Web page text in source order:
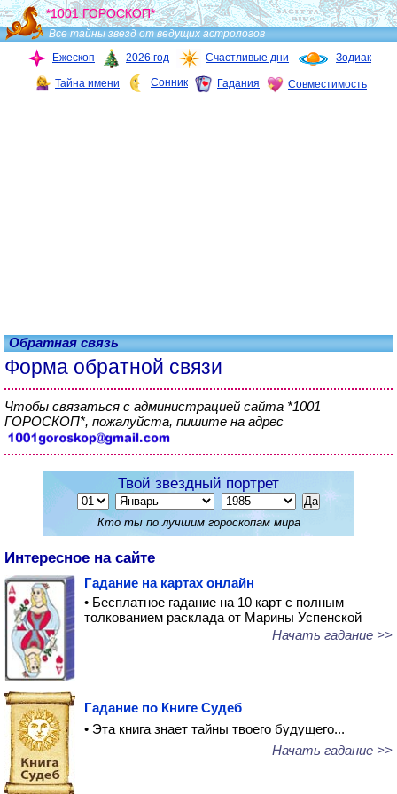
*1001 ГОРОСКОП*
Все тайны звезд от ведущих астрологов
Ежескоп
2026 год Счастливые дни Зодиак
Тайна имени Сонник Гадания Совместимость
Обратная связь
Форма обратной связи
Чтобы связаться с администрацией сайта *1001
ГОРОСКОП*, пожалуйста, пишите на адрес
Твой звездный портрет
Кто ты по лучшим гороскопам мира
Интересное на сайте
Гадание на картах онлайн
• Бесплатное гадание на 10 карт с полным
толкованием расклада от Марины Успенской
Начать гадание >>
Гадание по Книге Судеб
• Эта книга знает тайны твоего будущего...
Начать гадание >>